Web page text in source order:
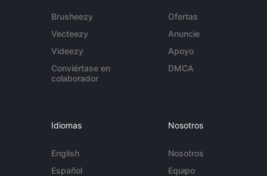
Brusheezy
Vecteezy
Videezy
Conviértase en
colaborador
Ofertas
Anuncie
Apoyo
DMCA
Idiomas
English
Español
Nosotros
Nosotros
Equipo